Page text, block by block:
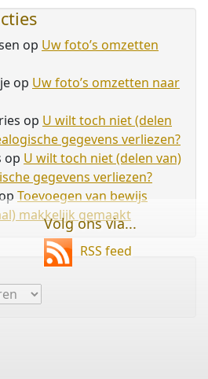
op Uw foto’s omzetten
op Uw foto’s omzetten naar
op U wilt toch niet (delen
gegevens verliezen?
op U wilt toch niet (delen van)
gegevens verliezen?
Toevoegen van bewijs
makkelijk gemaakt
Volg ons via...
RSS feed